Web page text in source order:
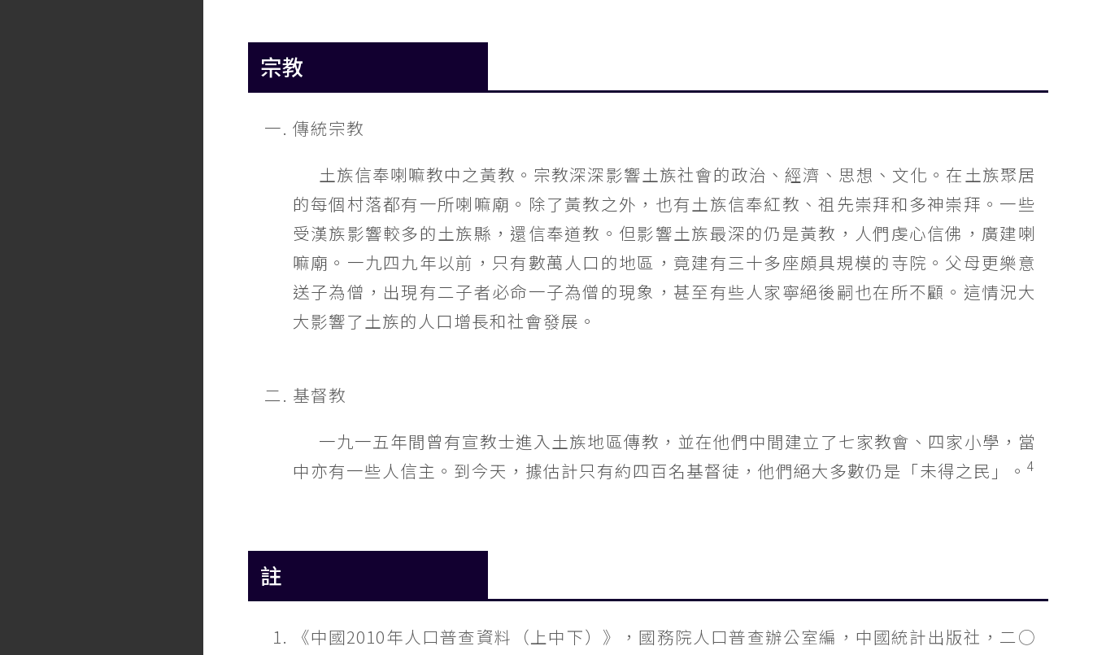
宗教
傳統宗教
土族信奉喇嘛教中之黃教。宗教深深影響土族社會的政治、經濟、思想、文化。在土族聚居
的每個村落都有一所喇嘛廟。除了黃教之外，也有土族信奉紅教、祖先崇拜和多神崇拜。一些
受漢族影響較多的土族縣，還信奉道教。但影響土族最深的仍是黃教，人們虔心信佛，廣建喇
嘛廟。一九四九年以前，只有數萬人口的地區，竟建有三十多座頗具規模的寺院。父母更樂意
送子為僧，出現有二子者必命一子為僧的現象，甚至有些人家寧絕後嗣也在所不顧。這情況大
大影響了土族的人口增長和社會發展。
基督教
一九一五年間曾有宣教士進入土族地區傳教，並在他們中間建立了七家教會、四家小學，當
中亦有一些人信主。到今天，據估計只有約四百名基督徒，他們絕大多數仍是「未得之民」。 4
註
《中國2010年人口普查資料（上中下）》，國務院人口普查辦公室編，中國統計出版社，二○